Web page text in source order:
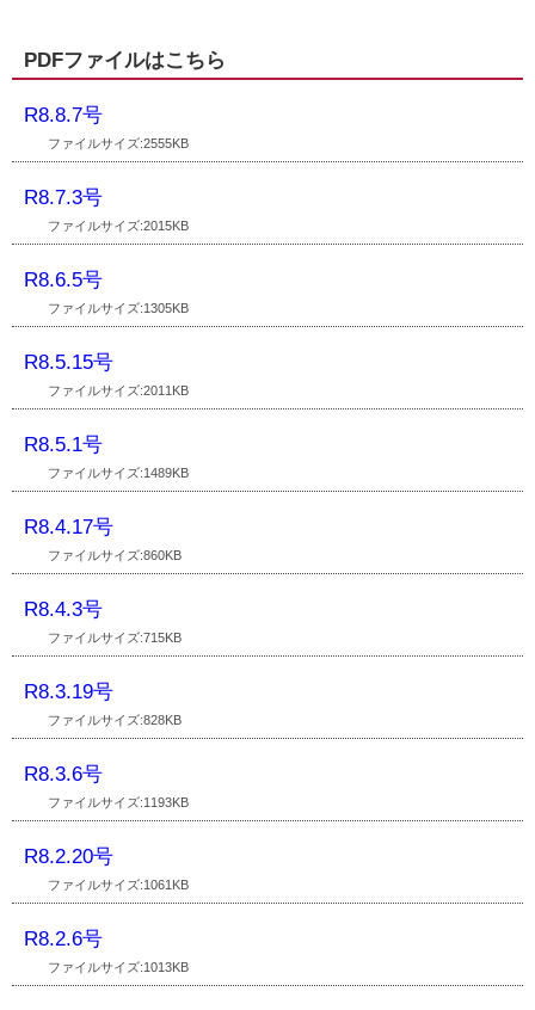
PDFファイルはこちら
R8.8.7号
ファイルサイズ:2555KB
R8.7.3号
ファイルサイズ:2015KB
R8.6.5号
ファイルサイズ:1305KB
R8.5.15号
ファイルサイズ:2011KB
R8.5.1号
ファイルサイズ:1489KB
R8.4.17号
ファイルサイズ:860KB
R8.4.3号
ファイルサイズ:715KB
R8.3.19号
ファイルサイズ:828KB
R8.3.6号
ファイルサイズ:1193KB
R8.2.20号
ファイルサイズ:1061KB
R8.2.6号
ファイルサイズ:1013KB